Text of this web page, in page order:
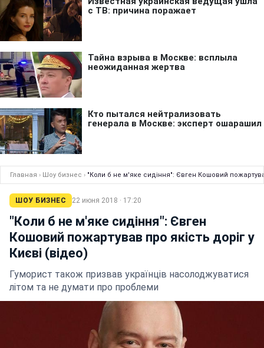
Главная › Шоу бизнес › "Коли б не м'яке сидіння": Євген Кошовий
ШОУ БИЗНЕС 22 июня 2018 · 17:20
"Коли б не м'яке сидіння": Євген
Кошовий пожартував про якість доріг у
Києві (відео)
Гуморист також призвав українців насолоджуватися
літом та не думати про проблеми